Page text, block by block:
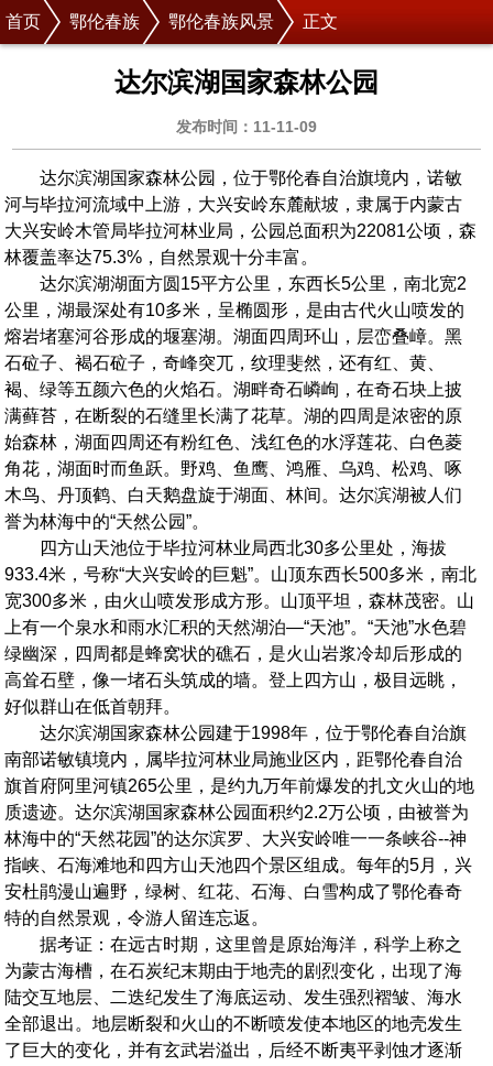
首页 鄂伦春族 鄂伦春族风景 正文
达尔滨湖国家森林公园
发布时间：11-11-09
达尔滨湖国家森林公园，位于鄂伦春自治旗境内，诺敏
河与毕拉河流域中上游，大兴安岭东麓献坡，隶属于内蒙古
大兴安岭木管局毕拉河林业局，公园总面积为22081公顷，森
林覆盖率达75.3%，自然景观十分丰富。
达尔滨湖湖面方圆15平方公里，东西长5公里，南北宽2
公里，湖最深处有10多米，呈椭圆形，是由古代火山喷发的
熔岩堵塞河谷形成的堰塞湖。湖面四周环山，层峦叠嶂。黑
石砬子、褐石砬子，奇峰突兀，纹理斐然，还有红、黄、
褐、绿等五颜六色的火焰石。湖畔奇石嶙峋，在奇石块上披
满藓苔，在断裂的石缝里长满了花草。湖的四周是浓密的原
始森林，湖面四周还有粉红色、浅红色的水浮莲花、白色菱
角花，湖面时而鱼跃。野鸡、鱼鹰、鸿雁、乌鸡、松鸡、啄
木鸟、丹顶鹤、白天鹅盘旋于湖面、林间。达尔滨湖被人们
誉为林海中的“天然公园”。
四方山天池位于毕拉河林业局西北30多公里处，海拔
933.4米，号称“大兴安岭的巨魁”。山顶东西长500多米，南北
宽300多米，由火山喷发形成方形。山顶平坦，森林茂密。山
上有一个泉水和雨水汇积的天然湖泊—“天池”。“天池”水色碧
绿幽深，四周都是蜂窝状的礁石，是火山岩浆冷却后形成的
高耸石壁，像一堵石头筑成的墙。登上四方山，极目远眺，
好似群山在低首朝拜。
达尔滨湖国家森林公园建于1998年，位于鄂伦春自治旗
南部诺敏镇境内，属毕拉河林业局施业区内，距鄂伦春自治
旗首府阿里河镇265公里，是约九万年前爆发的扎文火山的地
质遗迹。达尔滨湖国家森林公园面积约2.2万公顷，由被誉为
林海中的“天然花园”的达尔滨罗、大兴安岭唯一一条峡谷--神
指峡、石海滩地和四方山天池四个景区组成。每年的5月，兴
安杜鹃漫山遍野，绿树、红花、石海、白雪构成了鄂伦春奇
特的自然景观，令游人留连忘返。
据考证：在远古时期，这里曾是原始海洋，科学上称之
为蒙古海槽，在石炭纪末期由于地壳的剧烈变化，出现了海
陆交互地层、二迭纪发生了海底运动、发生强烈褶皱、海水
全部退出。地层断裂和火山的不断喷发使本地区的地壳发生
了巨大的变化，并有玄武岩溢出，后经不断夷平剥蚀才逐渐